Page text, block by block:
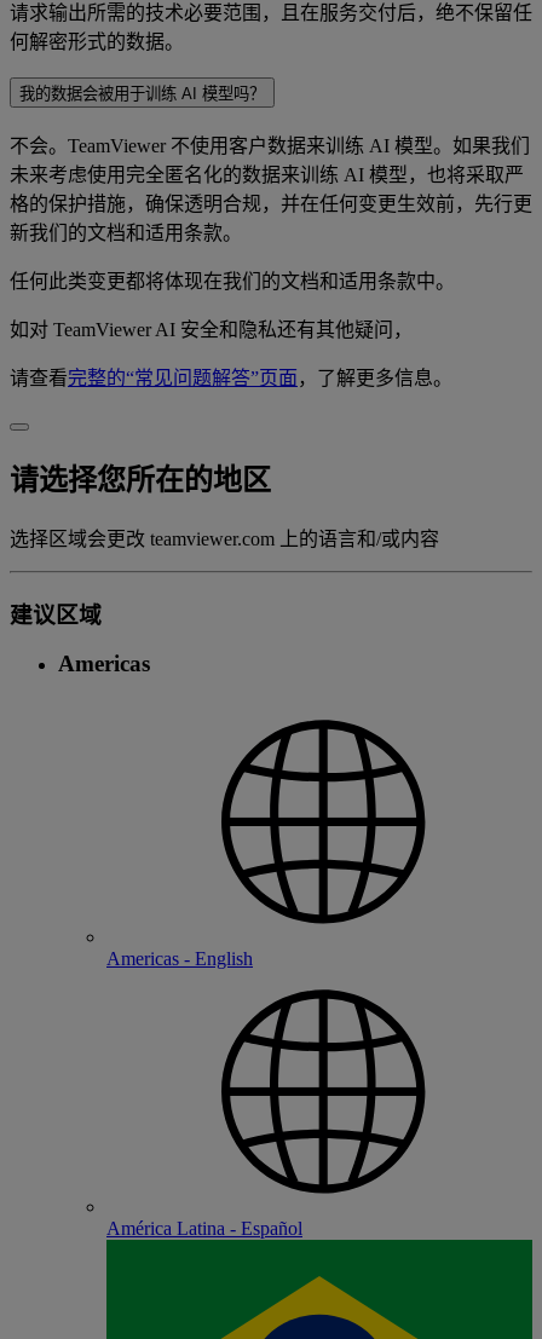
请求输出所需的技术必要范围，且在服务交付后，绝不保留任
何解密形式的数据。
我的数据会被用于训练 AI 模型吗？
不会。TeamViewer 不使用客户数据来训练 AI 模型。如果我们
未来考虑使用完全匿名化的数据来训练 AI 模型，也将采取严
格的保护措施，确保透明合规，并在任何变更生效前，先行更
新我们的文档和适用条款。
任何此类变更都将体现在我们的文档和适用条款中。
如对 TeamViewer AI 安全和隐私还有其他疑问，
请查看完整的“常见问题解答”页面 ，了解更多信息。
请选择您所在的地区
选择区域会更改 teamviewer.com 上的语言和/或内容
建议区域
Americas
Americas - English
América Latina - Español